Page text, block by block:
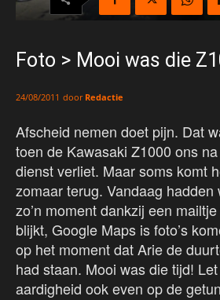
Foto > Mooi was die
24/08/2011 door Redactie
Afscheid nemen doet pijn. Dat
toen de Kawasaki Z1000 ons
dienst verliet. Maar soms komt
zomaar terug. Vandaag
zo’n moment dankzij een
blijkt, Google Maps is foto’s
op het moment dat Arie de
had staan. Mooi was die tijd!
aardigheid ook even op de